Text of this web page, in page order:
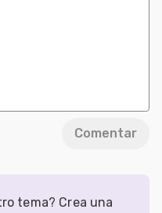
Comentar
tema? Crea una